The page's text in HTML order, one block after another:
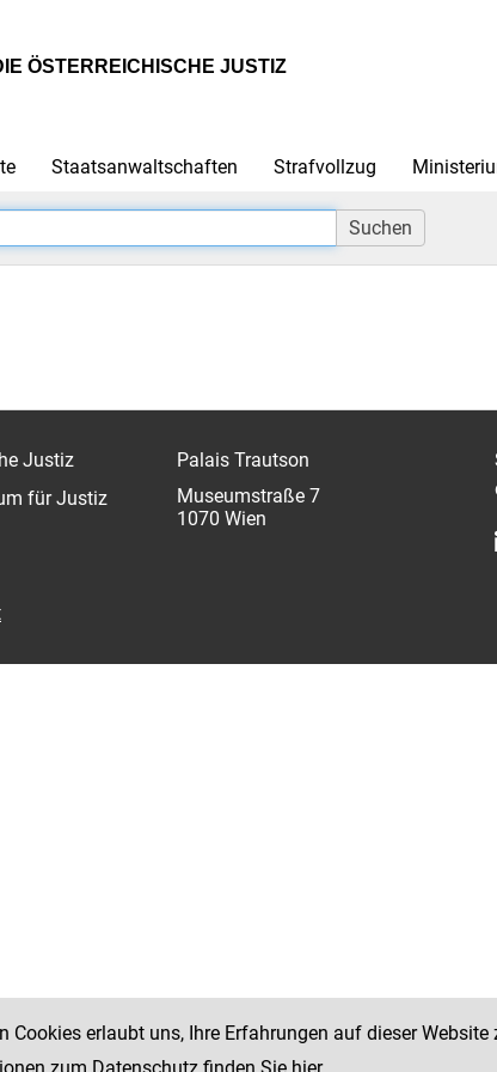
ÖSTERREICHISCHE JUSTIZ
Staatsanwaltschaften Strafvollzug
Suchen
Justiz
für Justiz
Palais Trautson
Museumstraße 7
1070 Wien
Cookies erlaubt uns, Ihre Erfahrungen auf dieser